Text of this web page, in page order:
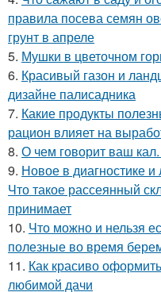
правила посева семян
грунт в апреле
5. Мушки в цветочном
6. Красивый газон и
дизайне палисадника
7. Какие продукты
рацион влияет на
8. О чем говорит ваш
9. Новое в диагностике и
Что такое рассеянный
принимает
10. Что можно и нельзя
полезные во время
11. Как красиво
любимой дачи